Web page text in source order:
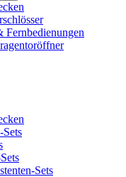
Fernbedienungen
Sets